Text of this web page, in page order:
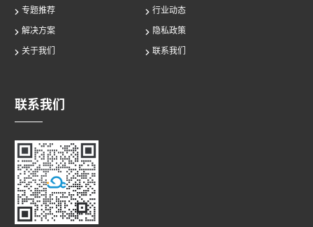
专题推荐
行业动态
解决方案
隐私政策
关于我们
联系我们
联系我们